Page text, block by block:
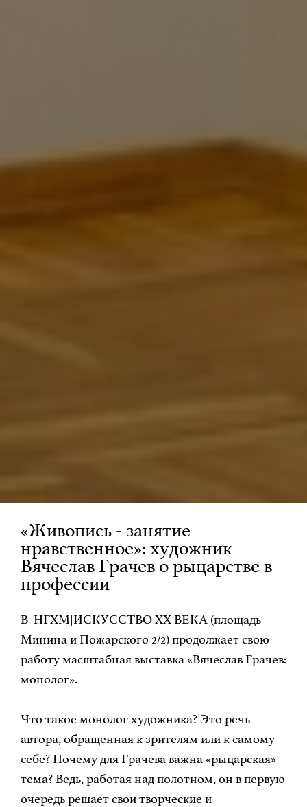
«Живопись - занятие
нравственное»: художник
Вячеслав Грачев о рыцарстве в
профессии
В НГХМ|ИСКУССТВО XX ВЕКА (площадь
Минина и Пожарского 2/2) продолжает свою
работу масштабная выставка «Вячеслав Грачев:
монолог».
Что такое монолог художника? Это речь
автора, обращенная к зрителям или к самому
себе? Почему для Грачева важна «рыцарская»
тема? Ведь, работая над полотном, он в первую
очередь решает свои творческие и